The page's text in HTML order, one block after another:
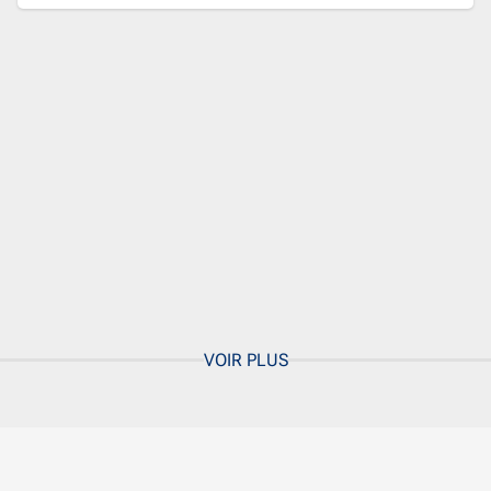
VOIR PLUS